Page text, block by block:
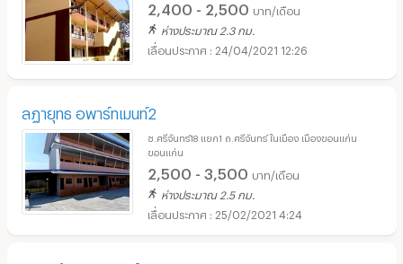
2,400 - 2,500 บาท/เดือน
ห่างประมาณ 2.3 กม.
24/04/2021 12:26
ลฏายุทธ อพาร์ทเมนท์2
ซ.ศรีจันทร์18 แยก1 ถ.ศรีจันทร์ ในเมือง เมืองขอนแก่น
ขอนแก่น
2,500 - 3,500 บาท/เดือน
ห่างประมาณ 2.5 กม.
25/02/2021 4:24